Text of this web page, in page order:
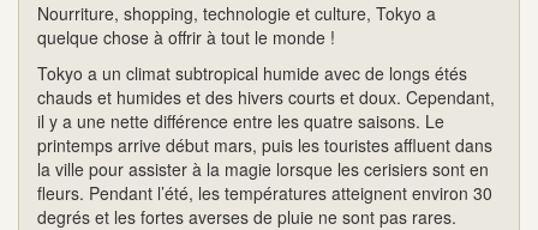
Nourriture, shopping, technologie et culture, Tokyo a
quelque chose à offrir à tout le monde !
Tokyo a un climat subtropical humide avec de longs étés
chauds et humides et des hivers courts et doux. Cependant,
il y a une nette différence entre les quatre saisons. Le
printemps arrive début mars, puis les touristes affluent dans
la ville pour assister à la magie lorsque les cerisiers sont en
fleurs. Pendant l’été, les températures atteignent environ 30
degrés et les fortes averses de pluie ne sont pas rares.